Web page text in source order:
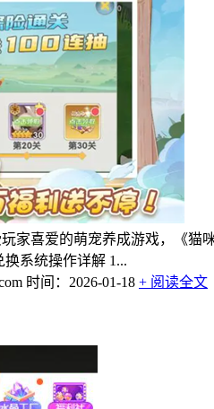
家喜爱的萌宠养成游戏，《
系统操作详解 1...
时间：2026-01-18 + 阅读全文